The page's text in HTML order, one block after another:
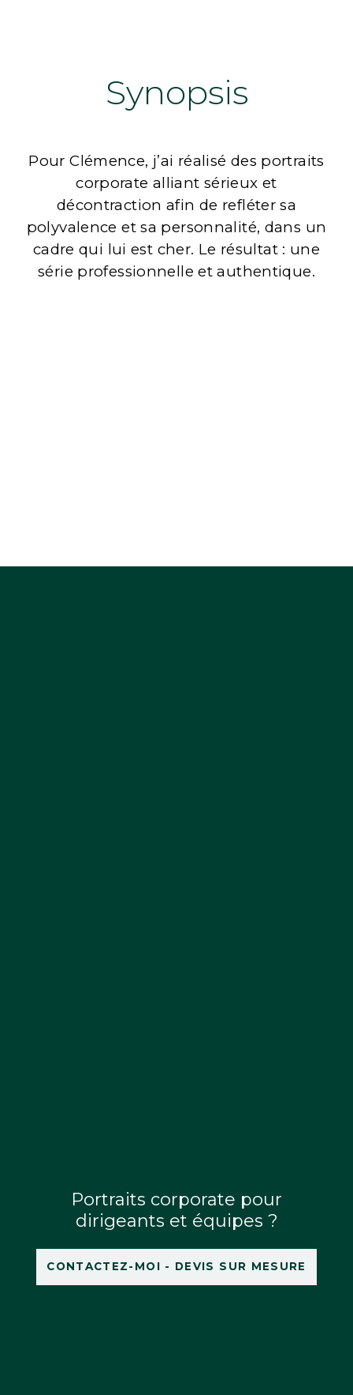
Synopsis
Pour Clémence, j’ai réalisé des portraits
corporate alliant sérieux et
décontraction afin de refléter sa
polyvalence et sa personnalité, dans un
cadre qui lui est cher. Le résultat : une
série professionnelle et authentique.
Portraits corporate pour
dirigeants et équipes ?
CONTACTEZ-MOI - DEVIS SUR MESURE